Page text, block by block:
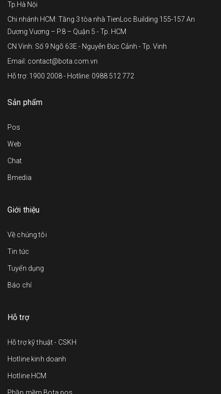
Tp.Hà Nội
Chi nhánh HCM: Tầng 3 tòa nhà TienLoc Building 155-157 An
Dương Vương – P.8 – Quận 5 - Tp. HCM
CN Vinh: Số 9 Ngõ 63E - Nguyễn Đức Cảnh - Tp. Vinh
Email: contact@bota.com.vn
Hỗ trợ: 1900 2008 - Hotline: 0988 512 772
Sản phẩm
Pos
Web
Chat
Bmedia
Giới thiệu
Về chúng tôi
Tin tức
Tuyển dụng
Báo chí
Hỗ trợ
Hỗ trợ kỹ thuật - CSKH
Hotline kinh doanh
Hotline HCM